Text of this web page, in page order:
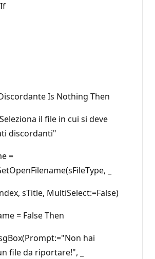
Is Nothing Then
il file in cui si deve
discordanti"
=
_
sTitle, MultiSelect:=False)
= False Then
hai
file da riportare!", _